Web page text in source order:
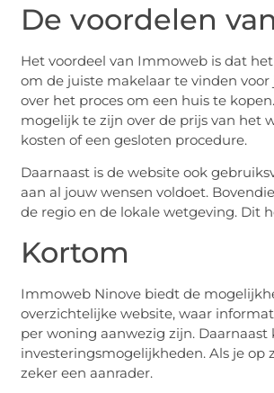
De voordelen
Het voordeel van Immoweb is dat
om de juiste makelaar te vinden
over het proces om een huis te
mogelijk te zijn over de prijs van het
kosten of een gesloten procedure.
Daarnaast is de website ook
aan al jouw wensen voldoet.
de regio en de lokale wetgeving. Dit
Kortom
Immoweb Ninove biedt de
overzichtelijke website, waar
per woning aanwezig zijn.
investeringsmogelijkheden. Als je op
zeker een aanrader.